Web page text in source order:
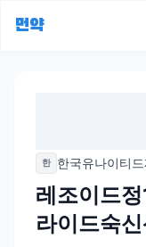
먼약
한 한국유나이티
레조이드
라이드숙